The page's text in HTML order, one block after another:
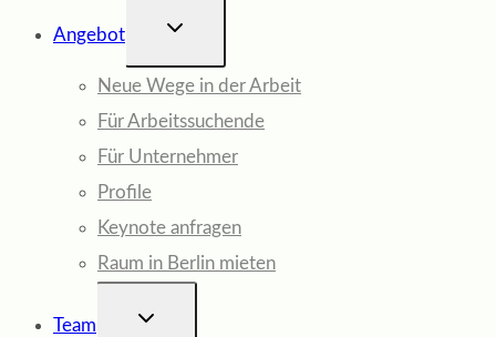
Angebot
UNTERMENÜ
Neue Wege in der Arbeit
Für Arbeitssuchende
Für Unternehmer
Profile
Keynote anfragen
Raum in Berlin mieten
Team
UNTERMENÜ